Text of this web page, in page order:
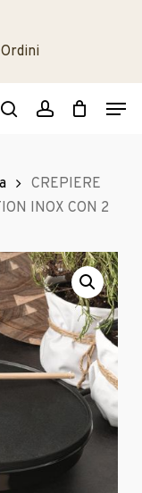
CREPIERE
INOX CON 2